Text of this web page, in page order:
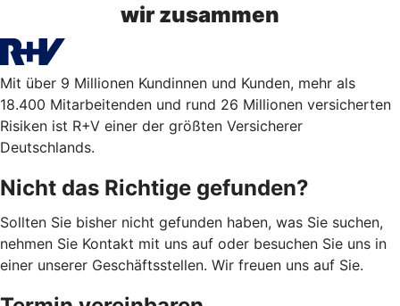
wir zusammen
Mit über 9 Millionen Kundinnen und Kunden, mehr als
18.400 Mitarbeitenden und rund 26 Millionen versicherten
Risiken ist R+V einer der größten Versicherer
Deutschlands.
Nicht das Richtige gefunden?
Sollten Sie bisher nicht gefunden haben, was Sie suchen,
nehmen Sie Kontakt mit uns auf oder besuchen Sie uns in
einer unserer Geschäftsstellen. Wir freuen uns auf Sie.